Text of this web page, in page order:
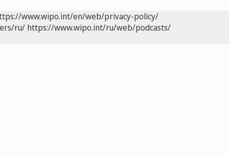
www.wipo.int/en/web/privacy-policy/
ru/ https://www.wipo.int/ru/web/podcasts/